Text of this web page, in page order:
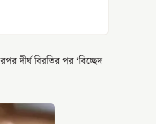
দীর্ঘ বিরতির পর ‘বিচ্ছেদ